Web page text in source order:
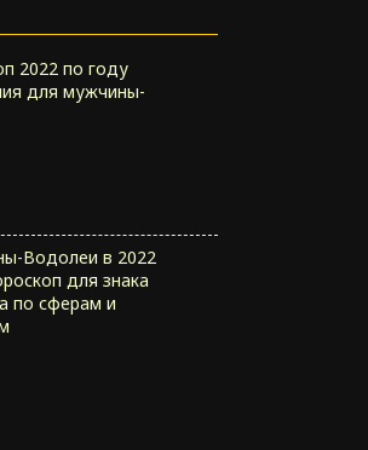
2022 по году
для мужчины-
Водолеи в 2022
для знака
по сферам и